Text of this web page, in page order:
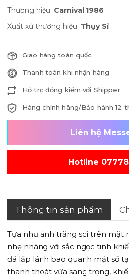
Thương hiệu: Carnival 1986
Xuất xứ thương hiệu: Thụy Sĩ
Giao hàng toàn quốc
Thanh toán khi nhận hàng
Hỗ trợ đồng kiểm với Shipper
Hàng chính hãng/Bảo hành 12
Liên hệ
Hotline
Thông tin sản phẩm
Tựa như ánh trăng soi trên mặt
nhẹ nhàng với sắc ngọc tinh
đá lấp lánh bao quanh mặt số
thanh thoát vừa sang trọng,